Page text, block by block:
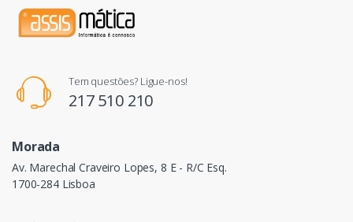
Tem questões? Ligue-nos!
217 510 210
Morada
Av. Marechal Craveiro Lopes, 8 E - R/C Esq.
1700-284 Lisboa